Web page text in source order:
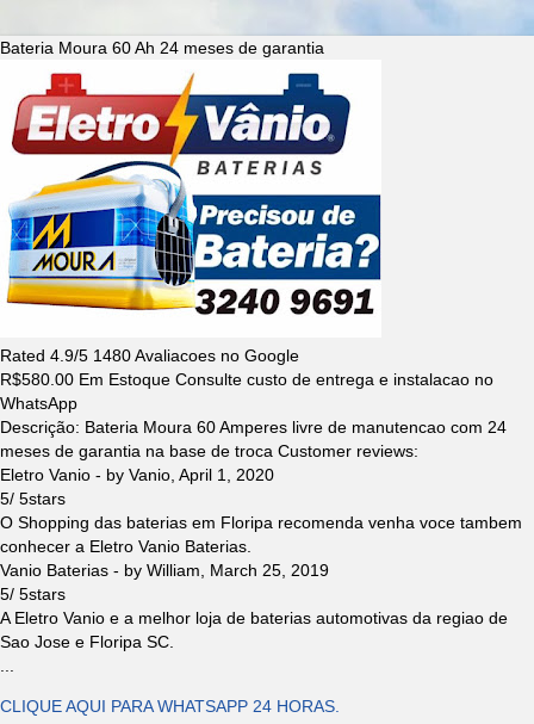
Bateria Moura 60 Ah 24 meses de garantia
Rated 4.9/5 1480Avaliacoes no Google
R$580.00 Em Estoque Consulte custo de entrega e instalacao no
WhatsApp
Descrição: Bateria Moura 60 Amperes livre de manutencao com 24
meses de garantia na base de troca Customer reviews:
Eletro Vanio - by Vanio April 1, 2020
5/ 5stars
O Shopping das baterias em Floripa recomenda venha voce tambem
conhecer a Eletro Vanio Baterias.
Vanio Baterias - by William
March 25, 2019
5/ 5stars
A Eletro Vanio e a melhor loja de baterias automotivas da regiao de
Sao Jose e Floripa SC.
CLIQUE AQUI PARA WHATSAPP 24 HORAS.